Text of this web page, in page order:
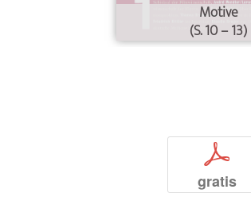
Motive
(S. 10 – 13)
p
gratis